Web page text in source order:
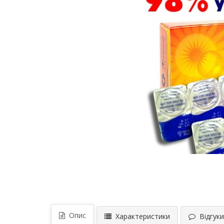
Опис Характеристики